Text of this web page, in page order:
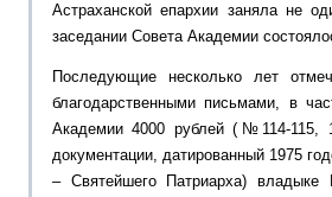
Астраханской епархии заняла не
заседании Совета Академии
Последующие несколько лет
благодарственными письмами, в
Академии 4000 рублей (№114-115,
документации, датированный 1975
– Святейшего Патриарха) владыке